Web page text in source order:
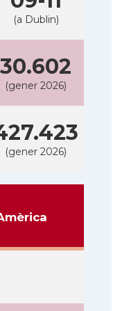
(a Dublin)
30.602
(gener 2026)
(gener 2026)